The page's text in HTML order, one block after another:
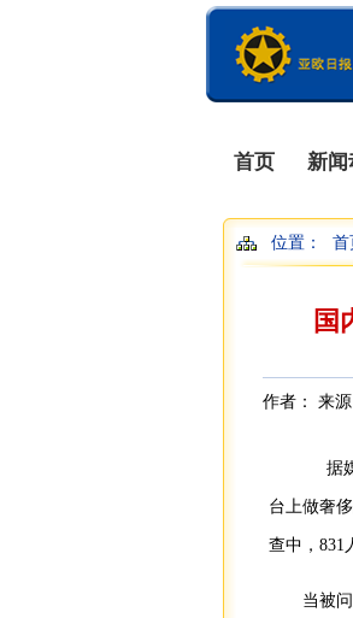
首页 新闻
位置： 首
国
作者： 来源
据媒
台上做奢
查中，831
当被问及